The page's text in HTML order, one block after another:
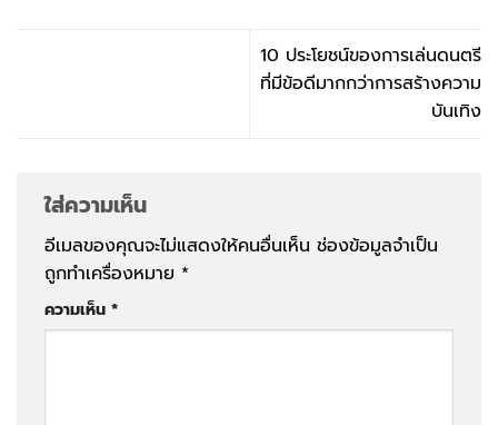
10 ประโยชน์ของการเล่นดนตรี
ที่มีข้อดีมากกว่าการสร้างความ
บันเทิง
ใส่ความเห็น
อีเมลของคุณจะไม่แสดงให้คนอื่นเห็น ช่องข้อมูลจำเป็น
ถูกทำเครื่องหมาย *
ความเห็น *